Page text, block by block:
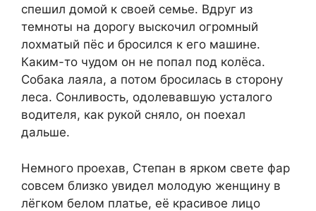
спешил домой к своей семье. Вдруг из
темноты на дорогу выскочил огромный
лохматый пёс и бросился к его машине.
Каким-то чудом он не попал под колёса.
Собака лаяла, а потом бросилась в сторону
леса. Сонливость, одолевавшую усталого
водителя, как рукой сняло, он поехал
дальше.
Немного проехав, Степан в ярком свете фар
совсем близко увидел молодую женщину в
лёгком белом платье, её красивое лицо